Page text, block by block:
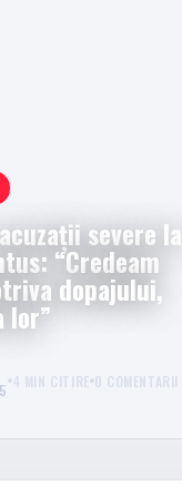
severe la
“Credeam
dopajului,
lor”
4 MIN CITIRE 0 COMENTARII